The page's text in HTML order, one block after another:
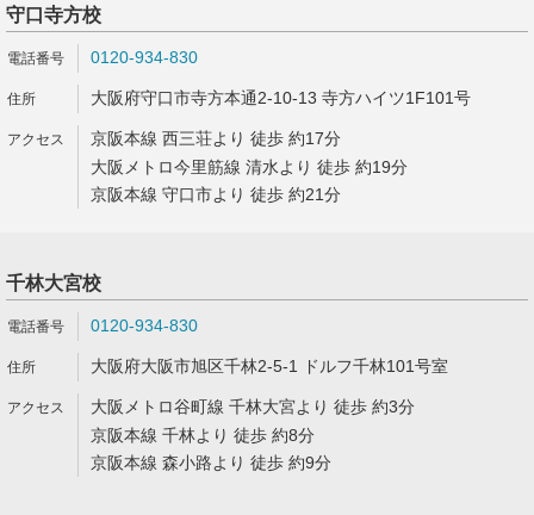
守口寺方校
0120-934-830
大阪府守口市寺方本通2-10-13 寺方ハイツ1F101号
京阪本線 西三荘より 徒歩 約17分
大阪メトロ今里筋線 清水より 徒歩 約19分
京阪本線 守口市より 徒歩 約21分
千林大宮校
0120-934-830
大阪府大阪市旭区千林2-5-1 ドルフ千林101号室
大阪メトロ谷町線 千林大宮より 徒歩 約3分
京阪本線 千林より 徒歩 約8分
京阪本線 森小路より 徒歩 約9分